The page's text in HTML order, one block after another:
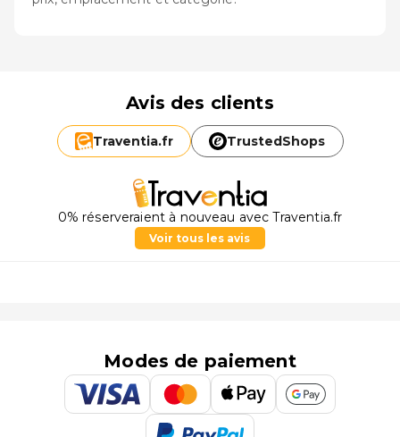
Avis des clients
Traventia.fr TrustedShops
0% réserveraient à nouveau avec Traventia.fr
Voir tous les avis
Modes de paiement